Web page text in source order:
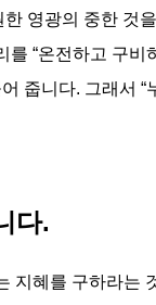
영광의 중한 것
“온전하고 구비
줍니다. 그래서 “
다.
지혜를 구하라는